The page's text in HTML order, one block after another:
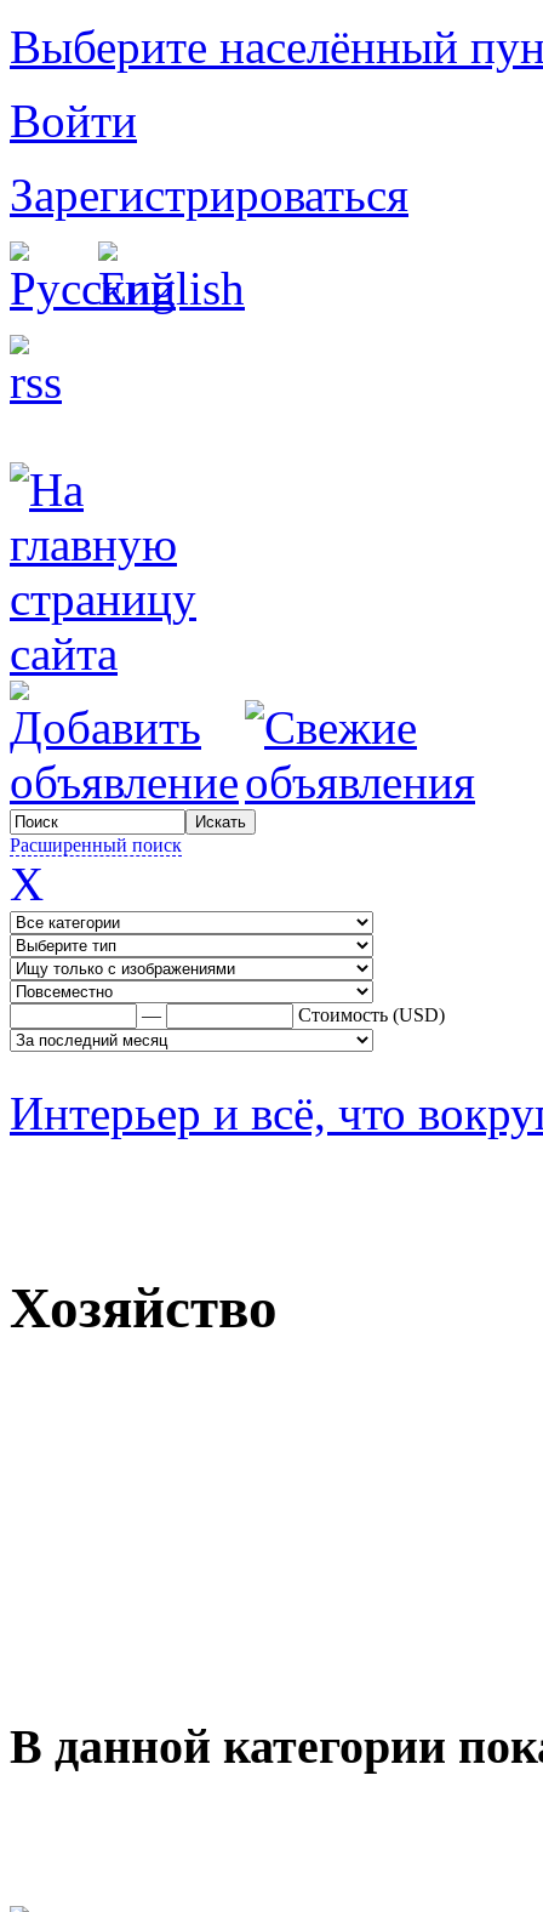
Выберите населённый
Войти
Зарегистрироваться
Расширенный поиск
X
— Стоимость (USD)
Интерьер и всё, что
Хозяйство
В данной категории